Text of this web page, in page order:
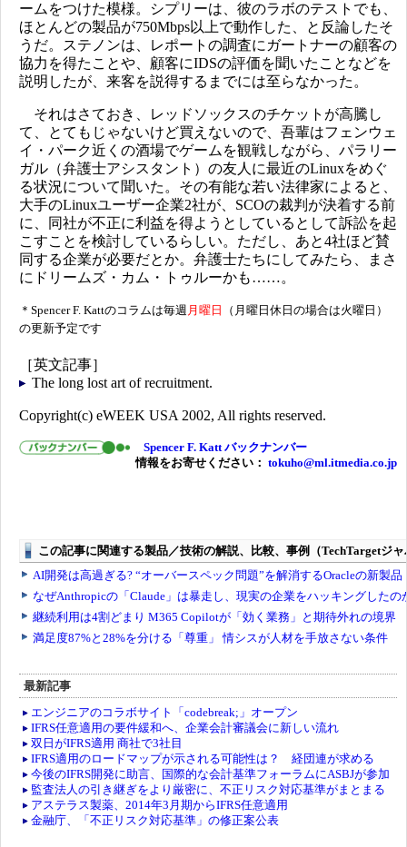
ームをつけた模様。シプリーは、彼のラボのテストでも、
ほとんどの製品が750Mbps以上で動作した、と反論したそ
うだ。ステノンは、レポートの調査にガートナーの顧客の
協力を得たことや、顧客にIDSの評価を聞いたことなどを
説明したが、来客を説得するまでには至らなかった。
それはさておき、レッドソックスのチケットが高騰し
て、とてもじゃないけど買えないので、吾輩はフェンウェ
イ・パーク近くの酒場でゲームを観戦しながら、パラリー
ガル（弁護士アシスタント）の友人に最近のLinuxをめぐ
る状況について聞いた。その有能な若い法律家によると、
大手のLinuxユーザー企業2社が、SCOの裁判が決着する前
に、同社が不正に利益を得ようとしているとして訴訟を起
こすことを検討しているらしい。ただし、あと4社ほど賛
同する企業が必要だとか。弁護士たちにしてみたら、まさ
にドリームズ・カム・トゥルーかも……。
＊Spencer F. Kattのコラムは毎週 月曜日
（月曜日休日の場合は火曜日）
の更新予定です
［英文記事］
The long lost art of recruitment.
Copyright(c) eWEEK USA 2002, All rights reserved.
Spencer F. Katt バックナンバー
情報をお寄せください： tokuho@ml.itmedia.co.jp
最新記事
エンジニアのコラボサイト「codebreak;」オープン
IFRS任意適用の要件緩和へ、企業会計審議会に新しい流れ
双日がIFRS適用 商社で3社目
IFRS適用のロードマップが示される可能性は？ 経団連が求める
今後のIFRS開発に助言、国際的な会計基準フォーラムにASBJが参加
監査法人の引き継ぎをより厳密に、不正リスク対応基準がまとまる
アステラス製薬、2014年3月期からIFRS任意適用
金融庁、「不正リスク対応基準」の修正案公表